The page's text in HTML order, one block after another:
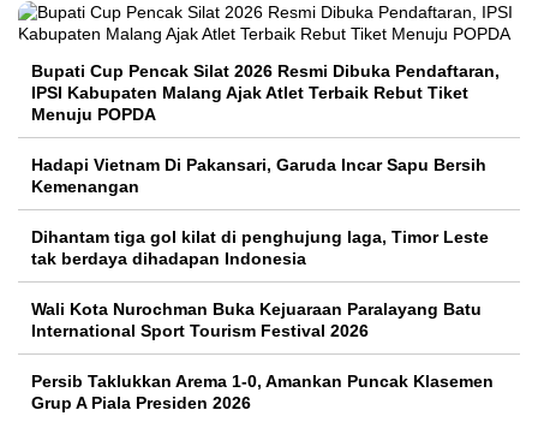
Bupati Cup Pencak Silat 2026 Resmi Dibuka Pendaftaran,
IPSI Kabupaten Malang Ajak Atlet Terbaik Rebut Tiket
Menuju POPDA
Hadapi Vietnam Di Pakansari, Garuda Incar Sapu Bersih
Kemenangan
Dihantam tiga gol kilat di penghujung laga, Timor Leste
tak berdaya dihadapan Indonesia
Wali Kota Nurochman Buka Kejuaraan Paralayang Batu
International Sport Tourism Festival 2026
Persib Taklukkan Arema 1-0, Amankan Puncak Klasemen
Grup A Piala Presiden 2026